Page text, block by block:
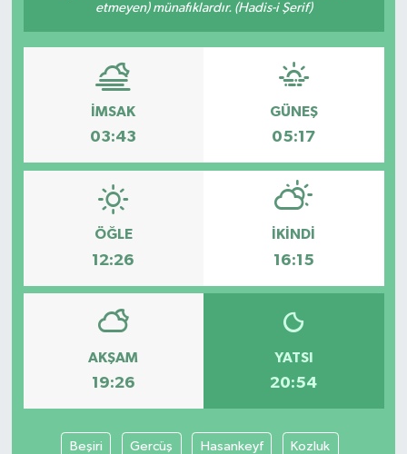
etmeyen) münafıklardır. (Hadis-i Şerif)
İMSAK
03:43
GÜNEŞ
05:17
ÖĞLE
12:26
İKINDI
16:15
AKŞAM
19:26
YATSI
20:54
Beşiri Gercüş Hasankeyf Kozluk